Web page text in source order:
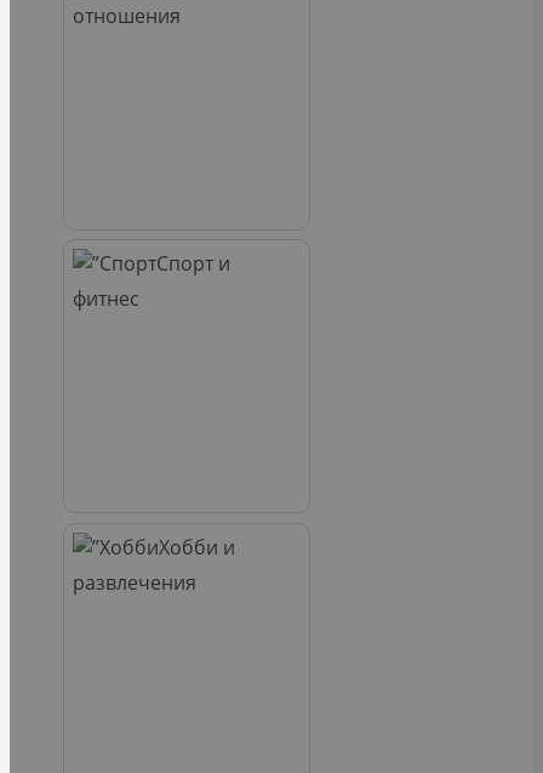
отношения
Спорт и
фитнес
Хобби и
развлечения